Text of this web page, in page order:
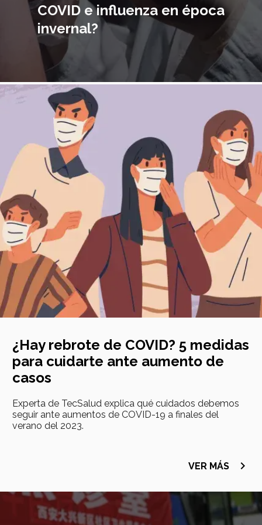
COVID e influenza en época
invernal?
¿Hay rebrote de COVID? 5 medidas
para cuidarte ante aumento de
casos
Experta de TecSalud explica qué cuidados debemos
seguir ante aumentos de COVID-19 a finales del
verano del 2023.
VER MÁS navigate_next
Imagen
principal